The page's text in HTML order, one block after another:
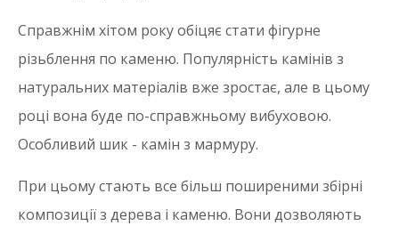
Справжнім хітом року обіцяє стати фігурне
різьблення по каменю. Популярність камінів з
натуральних матеріалів вже зростає, але в цьому
році вона буде по-справжньому вибуховою.
Особливий шик - камін з мармуру.
При цьому стають все більш поширеними збірні
композиції з дерева і каменю. Вони дозволяють